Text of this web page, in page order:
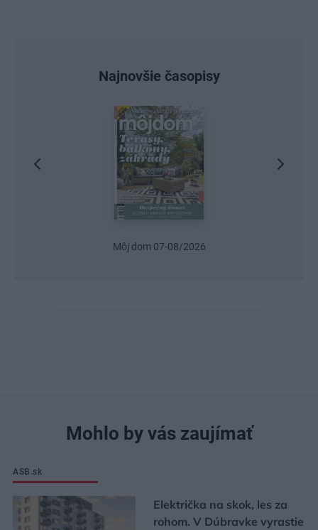
Najnovšie časopisy
Môj dom 07-08/2026
Mohlo by vás zaujímať
ASB.sk
Električka na skok, les za
rohom. V Dúbravke vyrastie